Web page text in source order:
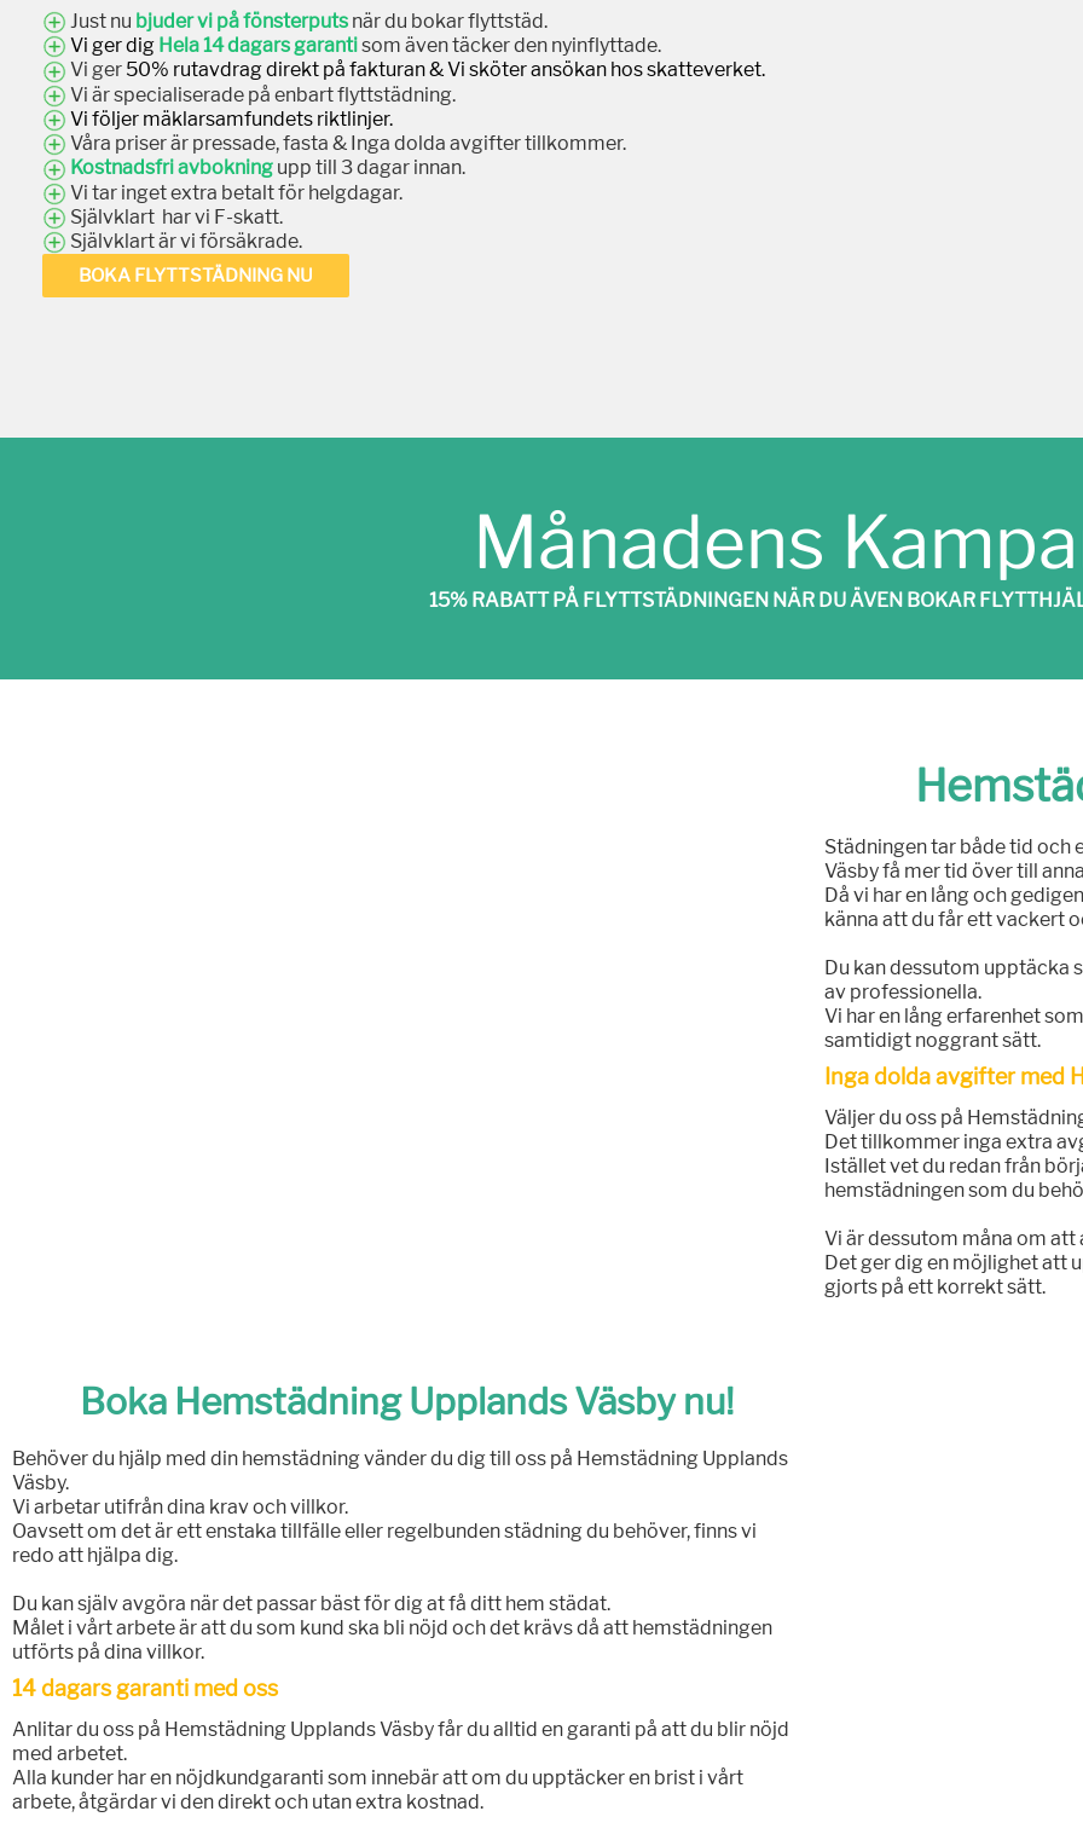
Just nu bjuder vi på fönsterputs när du bokar flyttstäd.
Vi ger dig Hela 14 dagars garantisom även täcker den nyinflyttade.
Vi ger 50% rutavdrag direkt på fakturan & Vi sköter ansökan hos skatteverket.
Vi är specialiserade på enbart flyttstädning.
Vi följer mäklarsamfundets riktlinjer.
Våra priser är pressade, fasta & Inga dolda avgifter tillkommer.
Kostnadsfri avbokning upp till 3 dagar innan.
Vi tar inget extra betalt för helgdagar.
Självklart har vi F-skatt.
Självklart är vi försäkrade.
BOKA FLYTTSTÄDNING NU
Månadens
15% RABATT PÅ FLYTTSTÄDNINGEN NÄR DU ÄVEN BOKAR
Städningen tar både tid och
Väsby få mer tid över till
Då vi har en lång och
känna att du får ett vackert
Du kan dessutom upptäcka
av professionella.
Vi har en lång erfarenhet
samtidigt noggrant sätt.
Inga dolda avgifter med
Väljer du oss på
Det tillkommer inga extra
Istället vet du redan från
hemstädningen som du
Vi är dessutom måna om
Det ger dig en möjlighet att
gjorts på ett korrekt sätt.
Boka Hemstädning Upplands Väsby nu!
Behöver du hjälp med din hemstädning vänder du dig till oss på Hemstädning Upplands
Väsby.
Vi arbetar utifrån dina krav och villkor.
Oavsett om det är ett enstaka tillfälle eller regelbunden städning du behöver, finns vi
redo att hjälpa dig.
Du kan själv avgöra när det passar bäst för dig at få ditt hem städat.
Målet i vårt arbete är att du som kund ska bli nöjd och det krävs då att hemstädningen
utförts på dina villkor.
14 dagars garanti med oss
Anlitar du oss på Hemstädning Upplands Väsby får du alltid en garanti på att du blir nöjd
med arbetet.
Alla kunder har en nöjdkundgaranti som innebär att om du upptäcker en brist i vårt
arbete, åtgärdar vi den direkt och utan extra kostnad.